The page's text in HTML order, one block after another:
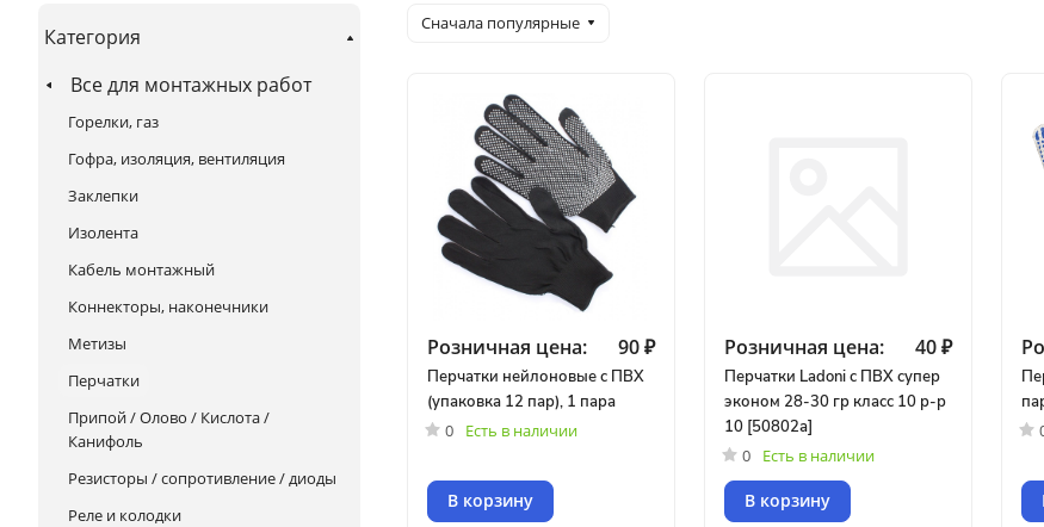
Сначала популярные
Розничная цена: 90 ₽
Перчатки нейлоновые с ПВХ
(упаковка 12 пар), 1 пара
0
Есть в наличии
В корзину
Розничная цена: 40 ₽
Перчатки Ladoni с ПВХ супер
эконом 28-30 гр класс 10 р-р
10 [50802а]
0
Есть в наличии
В корзину
Категория
Все для монтажных работ
Горелки, газ
Гофра, изоляция, вентиляция
Заклепки
Изолента
Кабель монтажный
Коннекторы, наконечники
Метизы
Перчатки
Припой / Олово / Кислота /
Канифоль
Резисторы / сопротивление / диоды
Реле и колодки